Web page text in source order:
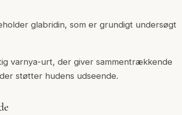
glabridin, som er grundigt undersøgt
varnya-urt, der giver sammentrækkende
støtter hudens udseende.